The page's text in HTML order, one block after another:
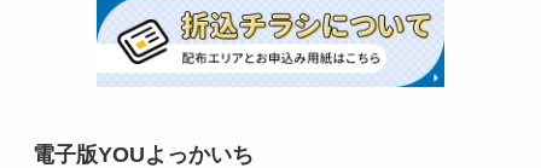
電子版YOUよっかいち